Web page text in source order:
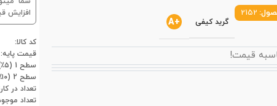
2152
گرید کیفی +A
قیمت!
افزایش
کد کالا:
قیمت پایه:
سطح 1 (۵٪)
سطح 2 (۱۰٪)
تعداد در
تعداد